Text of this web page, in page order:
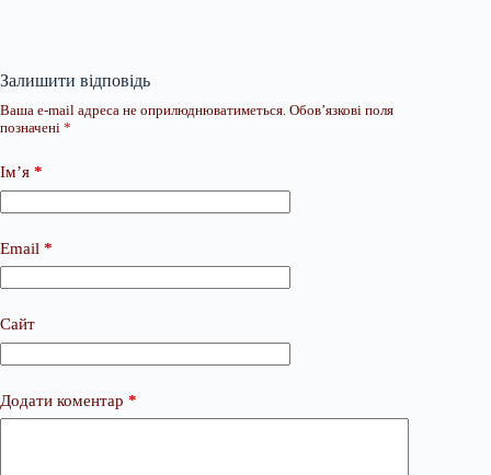
Залишити відповідь
Ваша e-mail адреса не оприлюднюватиметься. Обов’язкові поля
позначені *
Ім’я *
Email *
Сайт
Додати коментар *